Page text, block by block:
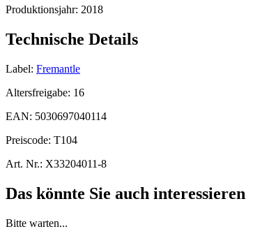
Produktionsjahr: 2018
Technische Details
Label: Fremantle
Altersfreigabe: 16
EAN: 5030697040114
Preiscode: T104
Art. Nr.: X33204011-8
Das könnte Sie auch interessieren
Bitte warten...